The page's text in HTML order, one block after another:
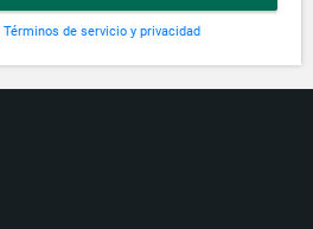
Términos de servicio y privacidad